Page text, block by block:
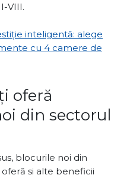
VIII.
inteligentă: alege
cu 4 camere de
oferă
din sectorul
blocurile noi din
și alte beneficii